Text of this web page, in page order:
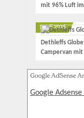
mit 96% Luft
1. Juli 2026
Dethleffs
Campervan mit
Google AdSense
Google